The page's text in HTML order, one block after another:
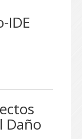
IDE
Daño